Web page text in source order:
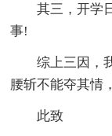
其三，开学日
事!
综上三因，我
腰斩不能夺其情
此致